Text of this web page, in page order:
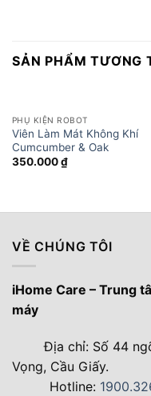
SẢN PHẨM TƯƠNG
PHỤ KIỆN ROBOT
Viên Làm Mát Không Khí
Cumcumber & Oak
350.000₫
VỀ CHÚNG TÔI
iHome Care – Trung
máy
Địa chỉ: Số 44
Vọng, Cầu Giấy.
Hotline: